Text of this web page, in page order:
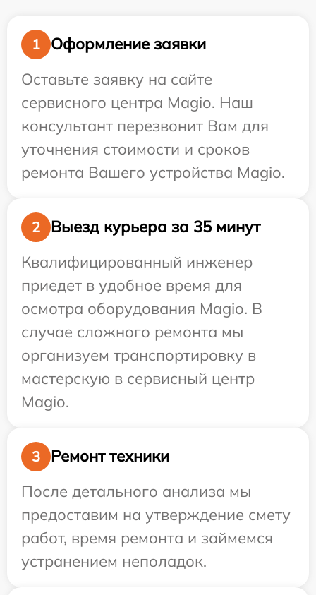
1
Оформление заявки
Оставьте заявку на сайте
сервисного центра Magio. Наш
консультант перезвонит Вам для
уточнения стоимости и сроков
ремонта Вашего устройства Magio.
2
Выезд курьера за 35 минут
Квалифицированный инженер
приедет в удобное время для
осмотра оборудования Magio. В
случае сложного ремонта мы
организуем транспортировку в
мастерскую в сервисный центр
Magio.
3
Ремонт техники
После детального анализа мы
предоставим на утверждение смету
работ, время ремонта и займемся
устранением неполадок.